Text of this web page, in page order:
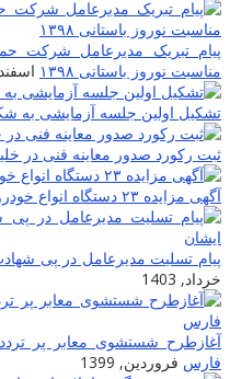
پیام تبریک مدیرعامل شرکت
مناسبت نوروز باستانی ۱۳۹۸
اسفند,
تشکیل اولین جلسه آزمایشی به
ثبت رکورد صدور معاینه فنی در
آگهی مزایده ۲۳ دستگاه انواع خودرو سبک
پیام تسلیت مدیرعامل در پی
خرداد, 1403
آغازطرح شستشوی معابر پر
فارس فروردین, 1399